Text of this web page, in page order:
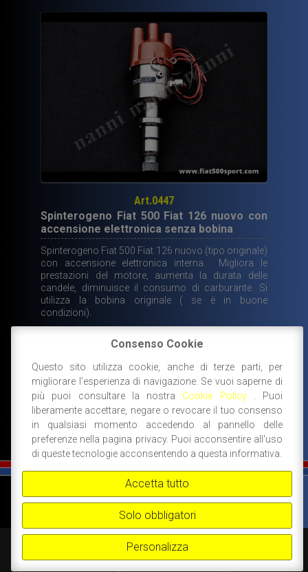
Art.0447
Spinterogeno Fiat 500 Fiat 126 nuovo con
accensione elettronica senza bobina
Spinterogeno Fiat 500 Fiat 126 nuovo (tipo originale)
con accensione elettronica interna. Migliora le
prestazioni del motore, aumenta la durata delle
candele, diminuisce il consumo di carburante. Si
utilizza la bobina originale ( se è in buone
condizioni).
299,50€
DISPONIBILE
AGGIUNGI AL CARRELLO
NANNI RICAMBI, BOLOGNA, ACCESSORI SPORTIVI PER FIAT
500 -
+39 338 3096922 - +39 348 8852994 - INFO@FIAT500SPORT.COM
Consenso Cookie
Questo sito utilizza cookie, anche di terze parti, per
migliorare l'esperienza di navigazione. Se vuoi saperne di
più puoi consultare la nostra Cookie Policy
. Puoi
liberamente accettare, negare o revocare il tuo consenso
in qualsiasi momento accedendo al pannello delle
preferenze nella pagina privacy. Puoi acconsentire all'uso
di queste tecnologie acconsentendo a questa informativa.
Accetta tutto
Solo obbligatori
Personalizza